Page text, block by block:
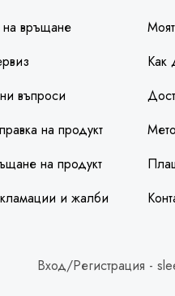
връщане
въпроси
на продукт
на продукт
и жалби
Как
Вход/Регистрация -